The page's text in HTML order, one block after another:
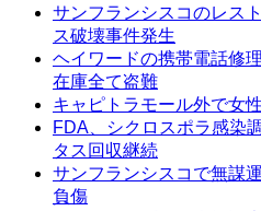
サンフランシスコのレス
ス破壊事件発生
ヘイワードの携帯電話修
在庫全て盗難
キャピトラモール外で女
FDA、シクロスポラ感染
タス回収継続
サンフランシスコで無謀
負傷